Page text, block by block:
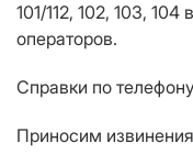
101/112, 102, 103,
операторов.
Справки по
Приносим